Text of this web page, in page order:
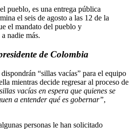
pueblo, es una entrega pública
el seis de agosto a las 12 de la
el mandato del pueblo y
nadie más.
de Colombia
“sillas vacías” para el equipo
mientras decide regresar al proceso de
vacías en espera que quienes se
a entender qué es gobernar”,
personas le han solicitado